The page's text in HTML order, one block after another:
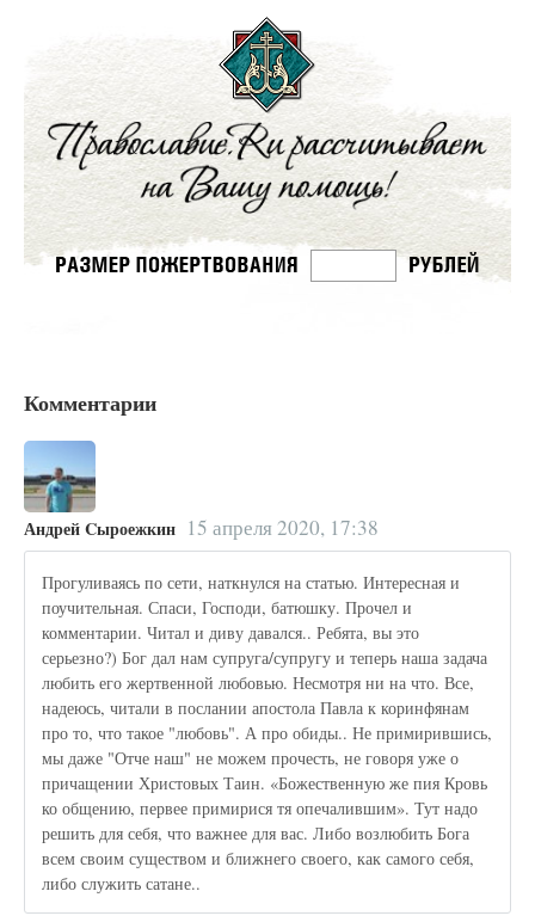
Комментарии
Андрей Cыроежкин 15 апреля 2020, 17:38
Прогуливаясь по сети, наткнулся на статью. Интересная и
поучительная. Спаси, Господи, батюшку. Прочел и
комментарии. Читал и диву давался.. Ребята, вы это
серьезно?) Бог дал нам супруга/супругу и теперь наша задача
любить его жертвенной любовью. Несмотря ни на что. Все,
надеюсь, читали в послании апостола Павла к коринфянам
про то, что такое "любовь". А про обиды.. Не примирившись,
мы даже "Отче наш" не можем прочесть, не говоря уже о
причащении Христовых Таин. «Божественную же пия Кровь
ко общению, первее примирися тя опечалившим». Тут надо
решить для себя, что важнее для вас. Либо возлюбить Бога
всем своим существом и ближнего своего, как самого себя,
либо служить сатане..